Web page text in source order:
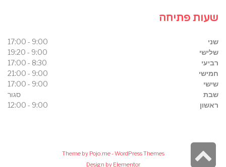
שעות פתיחה
שני
9:00 - 17:00
שלישי
9:00 - 19:20
רביעי
8:30 - 17:00
חמישי
9:00 - 21:00
שישי
9:00 - 17:00
שבת
סגור
ראשון
9:00 - 12:00
Theme by Pojo.me- WordPress Themes
Design by Elementor
גלילה